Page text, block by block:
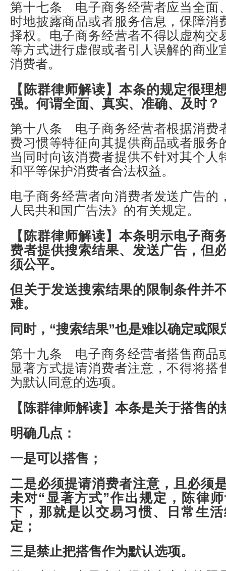
第十七条 电子商务经营者应当全面
时地披露商品或者服务信息，保障消
择权。电子商务经营者不得以虚构交
等方式进行虚假或者引人误解的商业
消费者。
【陈群律师解读】 本条的规定很理
强。何谓全面、真实、准确、及时？
第十八条 电子商务经营者根据消费
费习惯等特征向其提供商品或者服务
当同时向该消费者提供不针对其个人
和平等保护消费者合法权益。
电子商务经营者向消费者发送广告的
人民共和国广告法》的有关规定。
【陈群律师解读】 本条明示电子商
费者提供搜索结果、发送广告，但
须公平。
但关于发送搜索结果的限制条件并
难。
同时，“搜索结果”也是难以确定或限
第十九条 电子商务经营者搭售商品
显著方式提请消费者注意，不得将搭
为默认同意的选项。
【陈群律师解读】 本条是关于搭售的
明确几点：
一是可以搭售；
二是必须提请消费者注意，且必须
未对“显著方式”作出规定，陈律
下，那就是以交易习惯、日常生
定；
三是禁止把搭售作为默认选项。